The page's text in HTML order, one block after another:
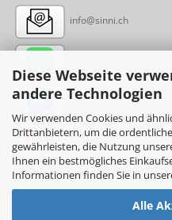
Diese Webseite
andere Technologien
Wir verwenden Cookies und
Drittanbietern, um die
gewährleisten, die Nutzung
Ihnen ein bestmögliches
Informationen finden Sie in
Alle
info@sinni.ch
Messenger: sinni.ch
Instagram: sinni_ch